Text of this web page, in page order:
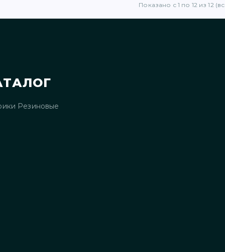
Показано с 1 по 12 из 12
Резиновые